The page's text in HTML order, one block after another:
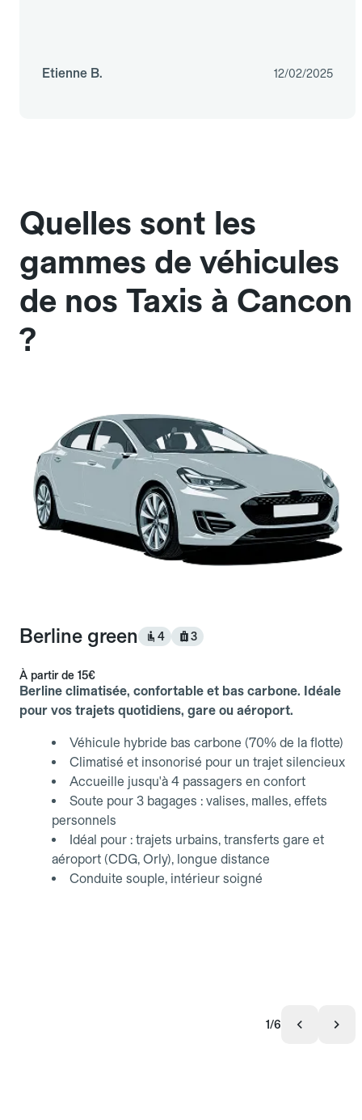
Etienne B. 12/02/2025
Quelles sont les
gammes de véhicules
de nos Taxis à Cancon
?
Berline green 4 3
À partir de 15€
Berline climatisée, confortable et bas carbone. Idéale
pour vos trajets quotidiens, gare ou aéroport.
Véhicule hybride bas carbone (70% de la flotte)
Climatisé et insonorisé pour un trajet silencieux
Accueille jusqu'à 4 passagers en confort
Soute pour 3 bagages : valises, malles, effets
personnels
Idéal pour : trajets urbains, transferts gare et
aéroport (CDG, Orly), longue distance
Conduite souple, intérieur soigné
1/6